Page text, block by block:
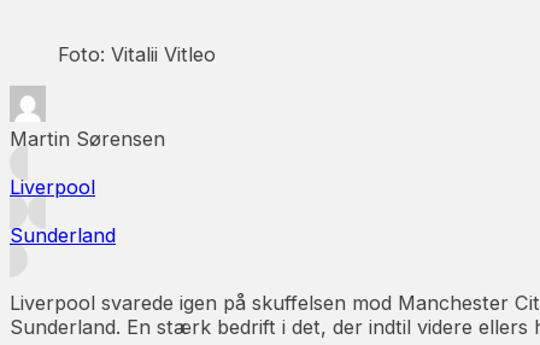
Foto: Vitalii Vitleo
Martin Sørensen
Liverpool
Sunderland
Liverpool svarede igen på skuffelsen mod Manchester
Sunderland. En stærk bedrift i det, der indtil videre